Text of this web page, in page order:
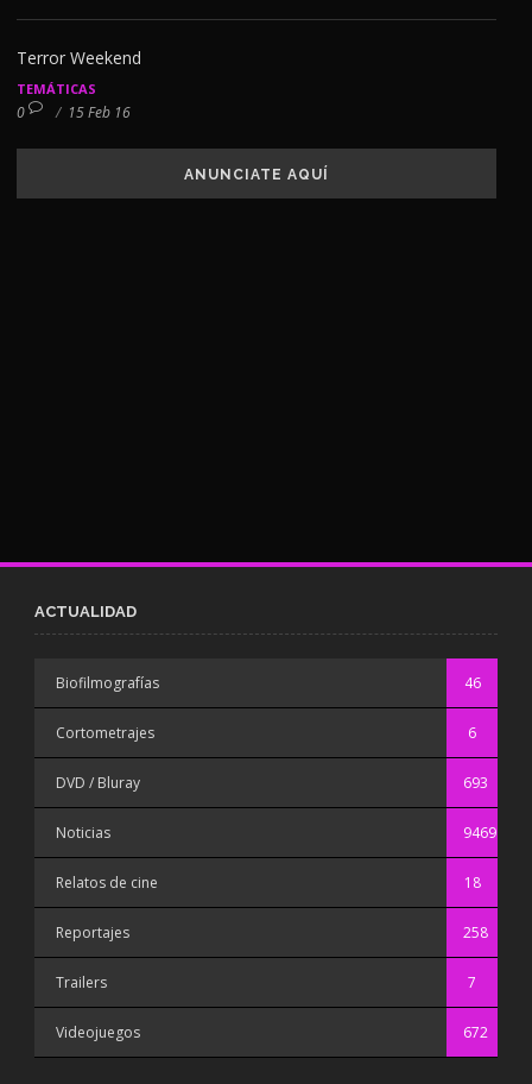
Terror Weekend
TEMÁTICAS
0 / 15 Feb 16
ANUNCIATE AQUÍ
ACTUALIDAD
Biofilmografías 46
Cortometrajes 6
DVD / Bluray 693
Noticias 9469
Relatos de cine 18
Reportajes 258
Trailers 7
Videojuegos 672